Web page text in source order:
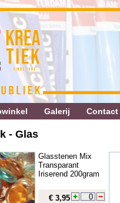
Galerij
- Glas
Glasstenen Mix
Transparant
Iriserend 200gram
€ 3,95